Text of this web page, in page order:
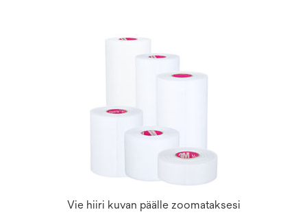
Vie hiiri kuvan päälle zoomataksesi